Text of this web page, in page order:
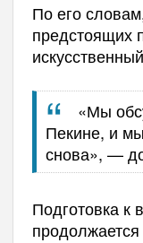
По его
предстоящих
«Мы
Пекине, и
снова», —
Подготовка к